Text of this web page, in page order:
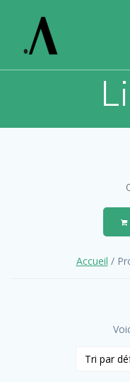
Accueil /